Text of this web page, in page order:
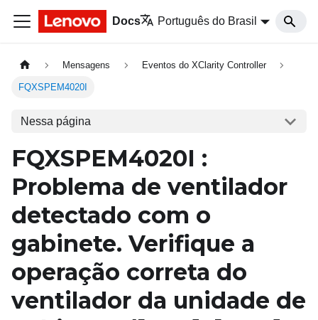
Docs Português do Brasil
Mensagens Eventos do XClarity Controller
FQXSPEM4020I
Nessa página
FQXSPEM4020I :
Problema de ventilador
detectado com o
gabinete. Verifique a
operação correta do
ventilador da unidade de